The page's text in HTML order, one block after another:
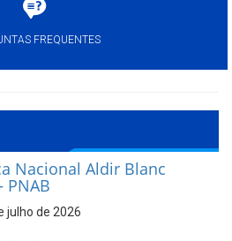
FREQUENTES
Nacional Aldir Blanc
PNAB
julho de 2026